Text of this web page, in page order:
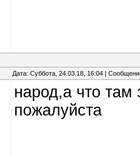
Дата: Суббота, 24.03.18, 16:04 |
народ,а что там
пожалуйста